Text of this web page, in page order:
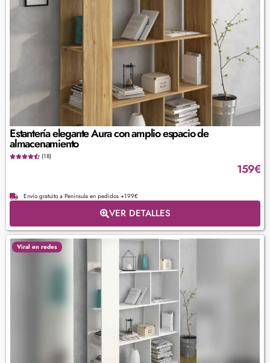
Estantería elegante Aura con amplio espacio de
almacenamiento
(18)
159€
Envío gratuito a Península en pedidos +199€
VER DETALLES
Viral en redes